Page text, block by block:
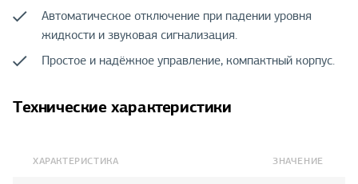
Автоматическое отключение при падении уровня
жидкости и звуковая сигнализация.
Простое и надёжное управление, компактный корпус.
Технические характеристики
ХАРАКТЕРИСТИКА ЗНАЧЕНИЕ